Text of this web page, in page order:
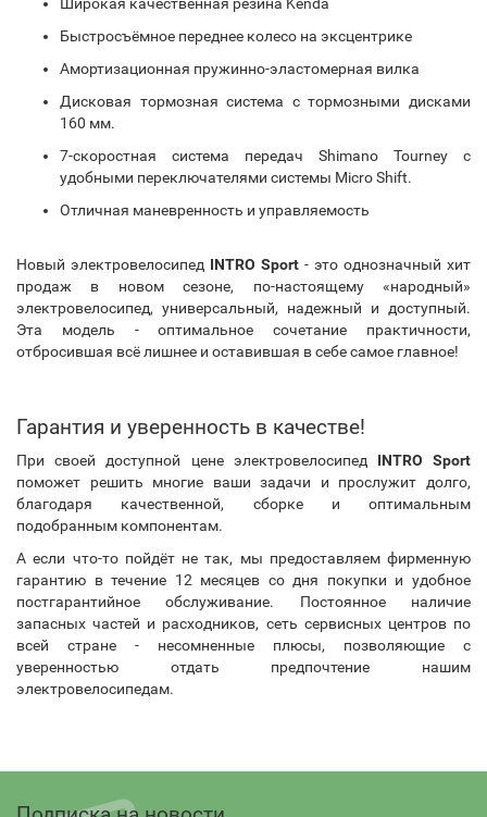
Быстросъёмное переднее колесо на эксцентрике
Амортизационная пружинно-эластомерная вилка
Дисковая тормозная система с тормозными дисками
160 мм.
7-скоростная система передач Shimano Tourney с
удобными переключателями системы Micro Shift.
Отличная маневренность и управляемость
Новый электровелосипед INTRO Sport - это однозначный хит
продаж в новом сезоне, по-настоящему «народный»
электровелосипед, универсальный, надежный и доступный.
Эта модель - оптимальное сочетание практичности,
отбросившая всё лишнее и оставившая в себе самое главное!
Гарантия и уверенность в качестве!
При своей доступной цене электровелосипед INTRO Sport
поможет решить многие ваши задачи и прослужит долго,
благодаря качественной, сборке и оптимальным
подобранным компонентам.
А если что-то пойдёт не так, мы предоставляем фирменную
гарантию в течение 12 месяцев со дня покупки и удобное
постгарантийное обслуживание. Постоянное наличие
запасных частей и расходников, сеть сервисных центров по
всей стране - несомненные плюсы, позволяющие с
уверенностью отдать предпочтение нашим
электровелосипедам.